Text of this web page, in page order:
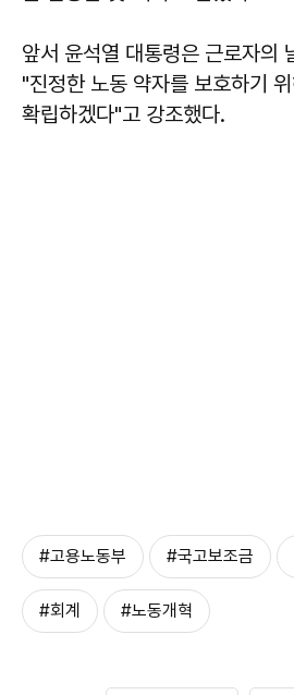
앞서 윤석열 대통령은 근로자의
"진정한 노동 약자를 보호하기
확립하겠다"고 강조했다.
#고용노동부 #국고보조금
#회계 #노동개혁